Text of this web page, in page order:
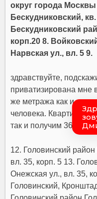
округ города
Бескудниковский,
Бескудниковский
корп.20 8.
Нарвская ул., вл. 5 9.
здравствуйте,
приватизирована мне
же метража как и
человека. Квартира
так и получим 36 кв.?
12. Головинский
вл. 35, корп. 5 13.
Онежская ул., вл. 35,
Головинский,